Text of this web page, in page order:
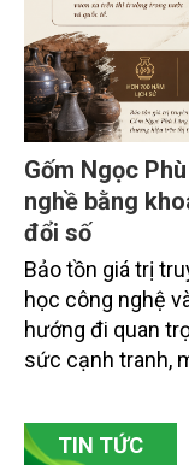
Gốm Ngọc
nghề bằng
đổi số
Bảo tồn giá trị
học công nghệ
hướng đi quan
sức cạnh tranh,
Bắc Ninh, nhiều
chủ động đổi
TIN TỨC